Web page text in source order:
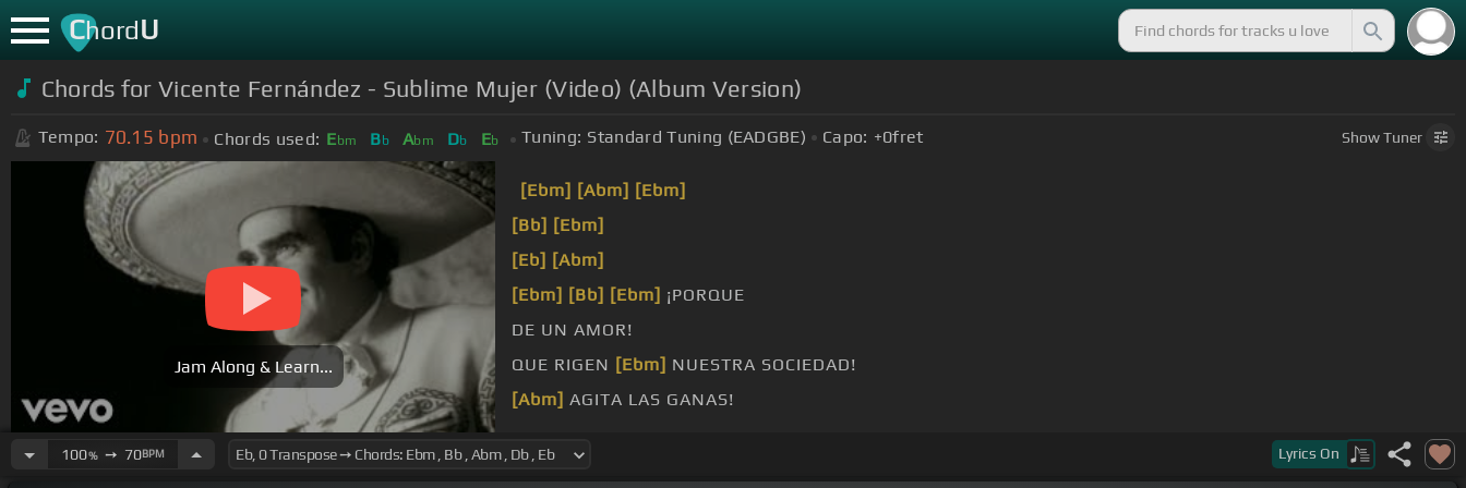
ChordU
Chords for Vicente Fernández - Sublime Mujer (Video) (Album Version)
Tempo: 70.15 bpm Chords used: Ebm Bb Abm Db Eb Tuning: Standard Tuning (EADGBE) Capo: +0fret ShowTuner
Jam Along & Learn...
[Ebm] [Abm] [Ebm]
[Bb] [Ebm]
[Eb] [Abm]
[Ebm] [Bb] [Ebm] ¡PORQUE
DE UN AMOR!
QUE RIGEN [Ebm] NUESTRA SOCIEDAD!
[Abm] AGITA LAS GANAS!
100%➙ 70BPM Lyrics On